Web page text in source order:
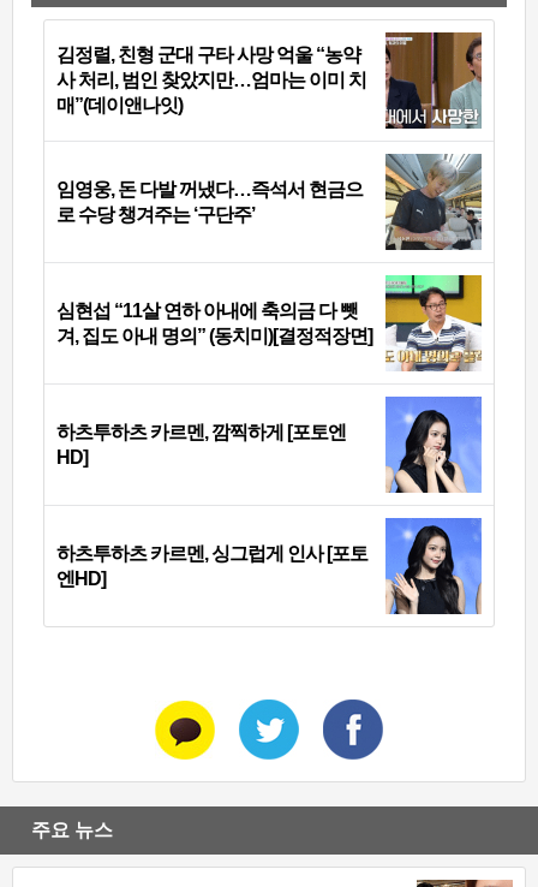
김정렬, 친형 군대 구타 사망 억울 “농약
사 처리, 범인 찾았지만…엄마는 이미 치
매”(데이앤나잇)
임영웅, 돈 다발 꺼냈다…즉석서 현금으
로 수당 챙겨주는 ‘구단주’
심현섭 “11살 연하 아내에 축의금 다 뺏
겨, 집도 아내 명의” (동치미)[결정적장면]
하츠투하츠 카르멘, 깜찍하게 [포토엔
HD]
하츠투하츠 카르멘, 싱그럽게 인사 [포토
엔HD]
주요 뉴스